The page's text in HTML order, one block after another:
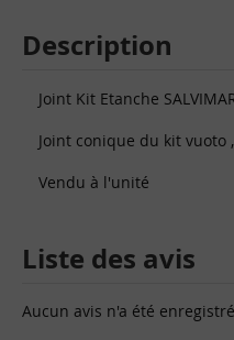
Description
Joint Kit Etanche
Joint conique du kit vuoto
Vendu à l'unité
Liste des avis
Aucun avis n'a été